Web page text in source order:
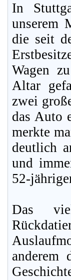
In
unserem
die seit
Wagen
Altar
zwei
das Auto
merkte
deutlich
und
52-
Das
anderem